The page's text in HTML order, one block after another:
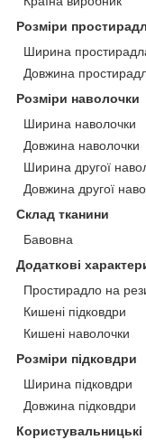
Розміри
Ширина
Довжина
Розміри наволочки
Ширина наволочки
Довжина наволочки
Ширина другої
Довжина другої
Склад тканини
Бавовна
Додаткові
Простирадло на
Кишені підковдри
Кишені наволочки
Розміри підковдри
Ширина підковдри
Довжина підковдри
Користувальницькі